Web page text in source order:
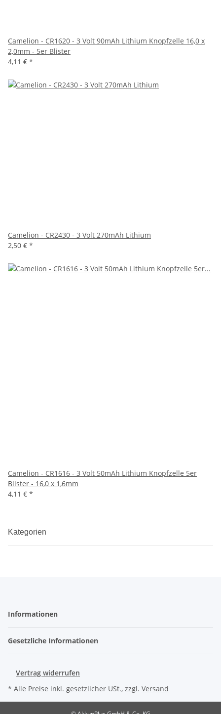
Camelion - CR1620 - 3 Volt 90mAh Lithium Knopfzelle 16,0 x
2,0mm - 5er Blister
4,11 € *
Camelion - CR2430 - 3 Volt 270mAh Lithium
2,50 € *
Camelion - CR1616 - 3 Volt 50mAh Lithium Knopfzelle 5er
Blister - 16,0 x 1,6mm
4,11 € *
Kategorien
Informationen
Gesetzliche Informationen
Vertrag widerrufen
* Alle Preise inkl. gesetzlicher USt., zzgl. Versand